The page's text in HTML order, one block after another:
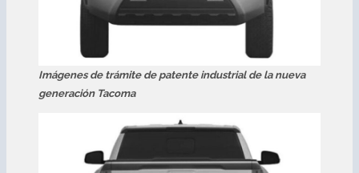
Imágenes de trámite de patente industrial de la nueva
generación Tacoma